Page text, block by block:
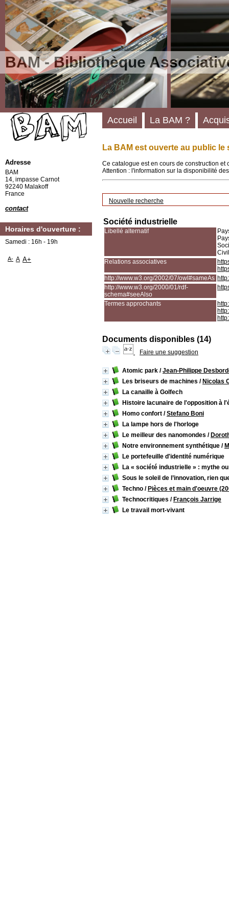
BAM - Bibliothèque
La BAM est ouverte au public le
Ce catalogue est en cours de construction
Attention : l'information sur la disponibilité
Nouvelle recherche
Société industrielle
Libellé alternatif
Relations associatives
http://www.w3.org/2002/07/owl#sameAs
http://www.w3.org/2000/01/rdf-
schema#seeAlso
Termes approchants
Documents disponibles (14)
Faire une suggestion
Atomic park /Jean-Philippe
Les briseurs de machines / Nicolas
La canaille à Golfech
Histoire lacunaire de l'opposition à
Homo confort /Stefano Boni
La lampe hors de l'horloge
Le meilleur des nanomondes /
Notre environnement synthétique /
Le portefeuille d'identité numérique
La « société industrielle » : mythe
Sous le soleil de l’innovation, rien
Techno / Pièces et main d'oeuvre
Technocritiques / François Jarrige
Le travail mort-vivant
Accueil La BAM ?
Adresse
BAM
14, impasse Carnot
92240 Malakoff
France
contact
Horaires d'ouverture :
Samedi : 16h - 19h
A- A A+